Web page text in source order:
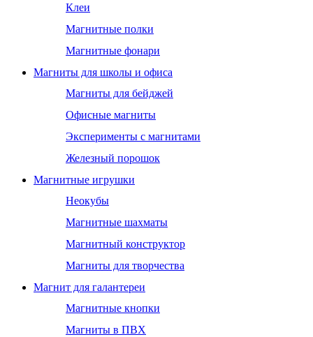
Клеи
Магнитные полки
Магнитные фонари
Магниты для школы и офиса
Магниты для бейджей
Офисные магниты
Эксперименты с магнитами
Железный порошок
Магнитные игрушки
Неокубы
Магнитные шахматы
Магнитный конструктор
Магниты для творчества
Магнит для галантереи
Магнитные кнопки
Магниты в ПВХ